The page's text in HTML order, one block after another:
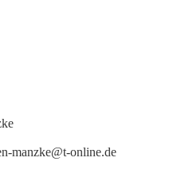
online.de